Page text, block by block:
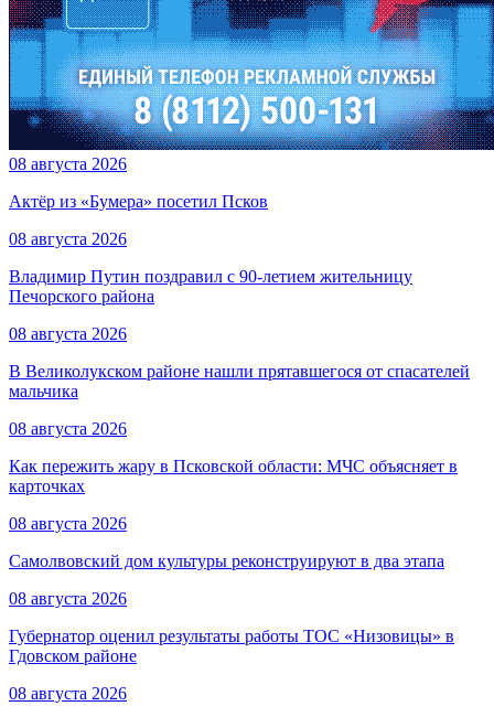
08 августа 2026
Актёр из «Бумера» посетил Псков
08 августа 2026
Владимир Путин поздравил с 90-летием жительницу
Печорского района
08 августа 2026
В Великолукском районе нашли прятавшегося от спасателей
мальчика
08 августа 2026
Как пережить жару в Псковской области: МЧС объясняет в
карточках
08 августа 2026
Самолвовский дом культуры реконструируют в два этапа
08 августа 2026
Губернатор оценил результаты работы ТОС «Низовицы» в
Гдовском районе
08 августа 2026